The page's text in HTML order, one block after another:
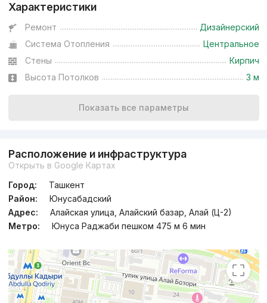
Характеристики
Ремонт
Дизайнерский
Система Отопления
Центральное
Стены
Кирпич
Высота Потолков
3 м
Показать все параметры
Расположение и инфраструктура
Открыть в Google Картах
Город:
Ташкент
Район:
Юнусабадский
Адрес:
Алайская улица, Алайский базар, Алай (Ц-2)
Метро:
Юнуса Раджаби пешком 475 м 6 мин